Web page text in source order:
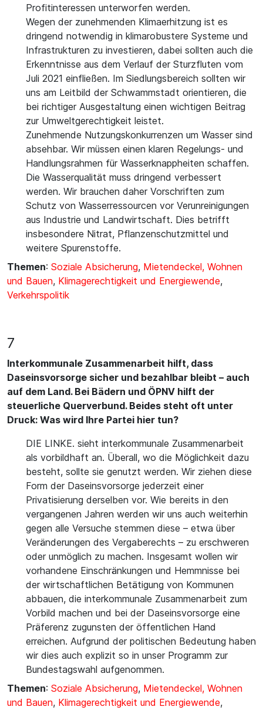
Profitinteressen unterworfen werden.
Wegen der zunehmenden Klimaerhitzung ist es
dringend notwendig in klimarobustere Systeme und
Infrastrukturen zu investieren, dabei sollten auch die
Erkenntnisse aus dem Verlauf der Sturzfluten vom
Juli 2021 einfließen. Im Siedlungsbereich sollten wir
uns am Leitbild der Schwammstadt orientieren, die
bei richtiger Ausgestaltung einen wichtigen Beitrag
zur Umweltgerechtigkeit leistet.
Zunehmende Nutzungskonkurrenzen um Wasser sind
absehbar. Wir müssen einen klaren Regelungs- und
Handlungsrahmen für Wasserknappheiten schaffen.
Die Wasserqualität muss dringend verbessert
werden. Wir brauchen daher Vorschriften zum
Schutz von Wasserressourcen vor Verunreinigungen
aus Industrie und Landwirtschaft. Dies betrifft
insbesondere Nitrat, Pflanzenschutzmittel und
weitere Spurenstoffe.
Themen: Soziale Absicherung, Mietendeckel, Wohnen
und Bauen, Klimagerechtigkeit und Energiewende,
Verkehrspolitik
7
Interkommunale Zusammenarbeit hilft, dass
Daseinsvorsorge sicher und bezahlbar bleibt – auch
auf dem Land. Bei Bädern und ÖPNV hilft der
steuerliche Querverbund. Beides steht oft unter
Druck: Was wird Ihre Partei hier tun?
DIE LINKE. sieht interkommunale Zusammenarbeit
als vorbildhaft an. Überall, wo die Möglichkeit dazu
besteht, sollte sie genutzt werden. Wir ziehen diese
Form der Daseinsvorsorge jederzeit einer
Privatisierung derselben vor. Wie bereits in den
vergangenen Jahren werden wir uns auch weiterhin
gegen alle Versuche stemmen diese – etwa über
Veränderungen des Vergaberechts – zu erschweren
oder unmöglich zu machen. Insgesamt wollen wir
vorhandene Einschränkungen und Hemmnisse bei
der wirtschaftlichen Betätigung von Kommunen
abbauen, die interkommunale Zusammenarbeit zum
Vorbild machen und bei der Daseinsvorsorge eine
Präferenz zugunsten der öffentlichen Hand
erreichen. Aufgrund der politischen Bedeutung haben
wir dies auch explizit so in unser Programm zur
Bundestagswahl aufgenommen.
Themen: Soziale Absicherung, Mietendeckel, Wohnen
und Bauen, Klimagerechtigkeit und Energiewende,